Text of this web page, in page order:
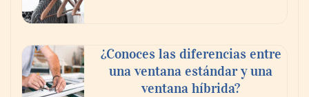
¿Conoces las diferencias entre
una ventana estándar y una
ventana híbrida?